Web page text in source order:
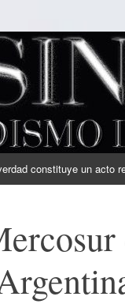
constituye un acto